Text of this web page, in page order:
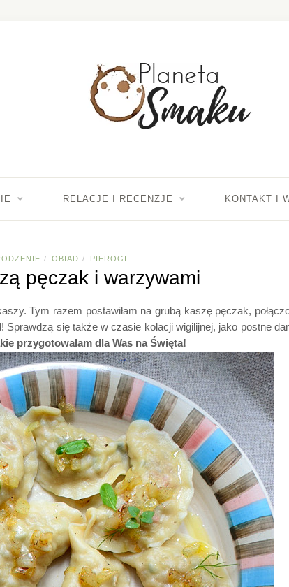
RELACJE I RECENZJE KONTAKT I
/ OBIAD / PIEROGI
pęczak i warzywami
Tym razem postawiłam na grubą kaszę pęczak,
Sprawdzą się także w czasie kolacji wigilijnej, jako postne
przygotowałam dla Was na Święta!